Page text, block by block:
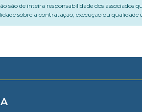
são de inteira responsabilidade dos
sobre a contratação, execução ou qualidade